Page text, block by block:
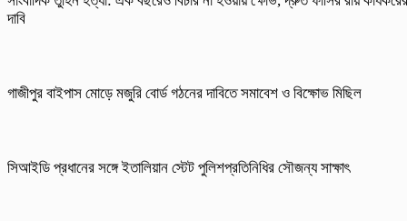
দাবি
গাজীপুর বাইপাস মোড়ে মজুরি বোর্ড গঠনের দাবিতে সমাবেশ ও বিক্ষোভ মিছিল
সিআইডি প্রধানের সঙ্গে ইতালিয়ান স্টেট পুলিশপ্রতিনিধির সৌজন্য সাক্ষাৎ